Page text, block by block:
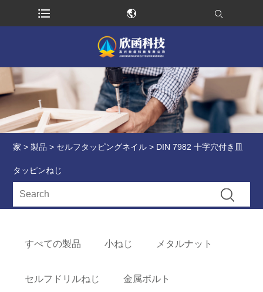
家 > 製品 > セルフタッピングネイル > DIN 7982 十字穴付き皿
タッピンねじ
すべての製品 小ねじ メタルナット
セルフドリルねじ 金属ボルト